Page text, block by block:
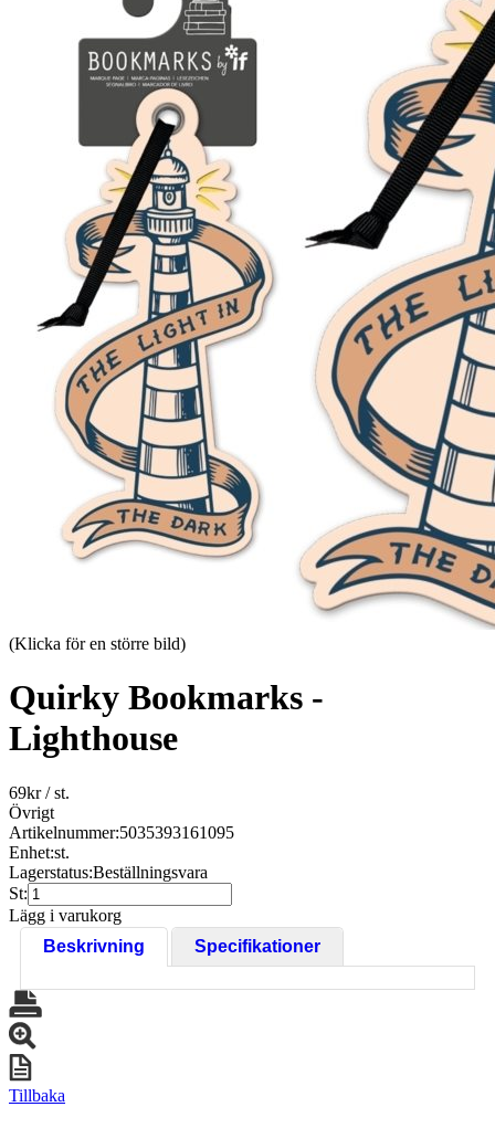
(Klicka för en större bild)
Quirky Bookmarks -
Lighthouse
69kr/ st.
Övrigt
Artikelnummer:5035393161095
Enhet:st.
Lagerstatus:Beställningsvara
St:
Lägg i varukorg
Beskrivning
Specifikationer
Tillbaka